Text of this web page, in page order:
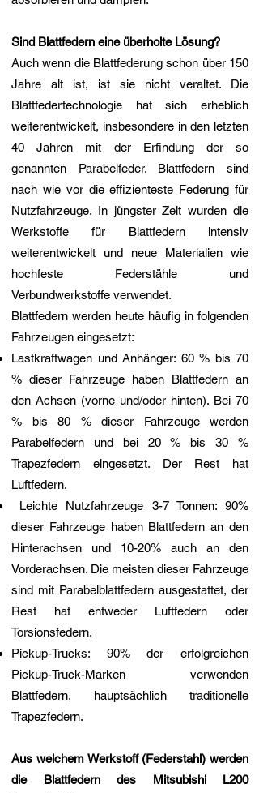
Sind Blattfedern eine überholte Lösung?
Auch wenn die Blattfederung schon über 150
Jahre alt ist, ist sie nicht veraltet. Die
Blattfedertechnologie hat sich erheblich
weiterentwickelt, insbesondere in den letzten
40 Jahren mit der Erfindung der so
genannten Parabelfeder. Blattfedern sind
nach wie vor die effizienteste Federung für
Nutzfahrzeuge. In jüngster Zeit wurden die
Werkstoffe für Blattfedern intensiv
weiterentwickelt und neue Materialien wie
hochfeste Federstähle und
Verbundwerkstoffe verwendet.
Blattfedern werden heute häufig in folgenden
Fahrzeugen eingesetzt:
Lastkraftwagen und Anhänger: 60 % bis 70
% dieser Fahrzeuge haben Blattfedern an
den Achsen (vorne und/oder hinten). Bei 70
% bis 80 % dieser Fahrzeuge werden
Parabelfedern und bei 20 % bis 30 %
Trapezfedern eingesetzt. Der Rest hat
Luftfedern.​
Leichte Nutzfahrzeuge 3-7 Tonnen: 90%
dieser Fahrzeuge haben Blattfedern an den
Hinterachsen und 10-20% auch an den
Vorderachsen. Die meisten dieser Fahrzeuge
sind mit Parabelblattfedern ausgestattet, der
Rest hat entweder Luftfedern oder
Torsionsfedern.
Pickup-Trucks: 90% der erfolgreichen
Pickup-Truck-Marken verwenden
Blattfedern, hauptsächlich traditionelle
Trapezfedern.
Aus welchem Werkstoff (Federstahl) werden
die Blattfedern des Mitsubishi L200